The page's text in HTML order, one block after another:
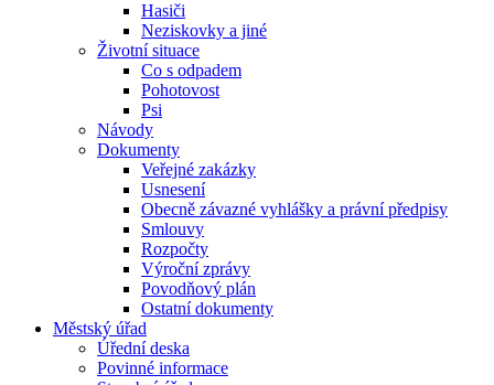
Hasiči
Neziskovky a jiné
Životní situace
Co s odpadem
Pohotovost
Psi
Návody
Dokumenty
Veřejné zakázky
Usnesení
Obecně závazné vyhlášky a právní předpisy
Smlouvy
Rozpočty
Výroční zprávy
Povodňový plán
Ostatní dokumenty
Městský úřad
Úřední deska
Povinné informace